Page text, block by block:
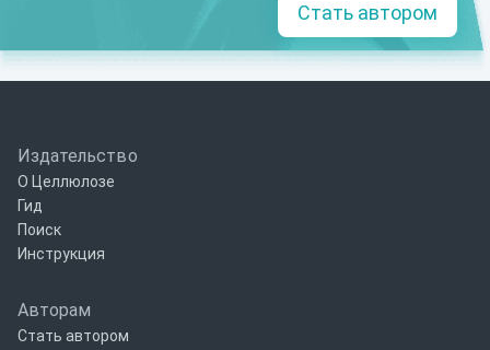
Стать автором
Издательство
О Целлюлозе
Гид
Поиск
Инструкция
Авторам
Стать автором